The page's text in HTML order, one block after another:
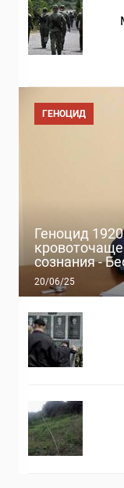
Геноцид
сознания -
20/06/25
ГЕНОЦИД